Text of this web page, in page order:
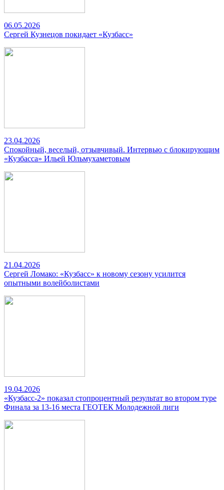
06.05.2026
Сергей Кузнецов покидает «Кузбасс»
23.04.2026
Спокойный, веселый, отзывчивый. Интервью с блокирующим
«Кузбасса» Ильей Юльмухаметовым
21.04.2026
Сергей Ломако: «Кузбасс» к новому сезону усилится
опытными волейболистами
19.04.2026
«Кузбасс-2» показал стопроцентный результат во втором туре
Финала за 13-16 места ГЕОТЕК Молодежной лиги